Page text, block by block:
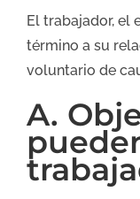
El trabajador, el
término a su
voluntario de
A.